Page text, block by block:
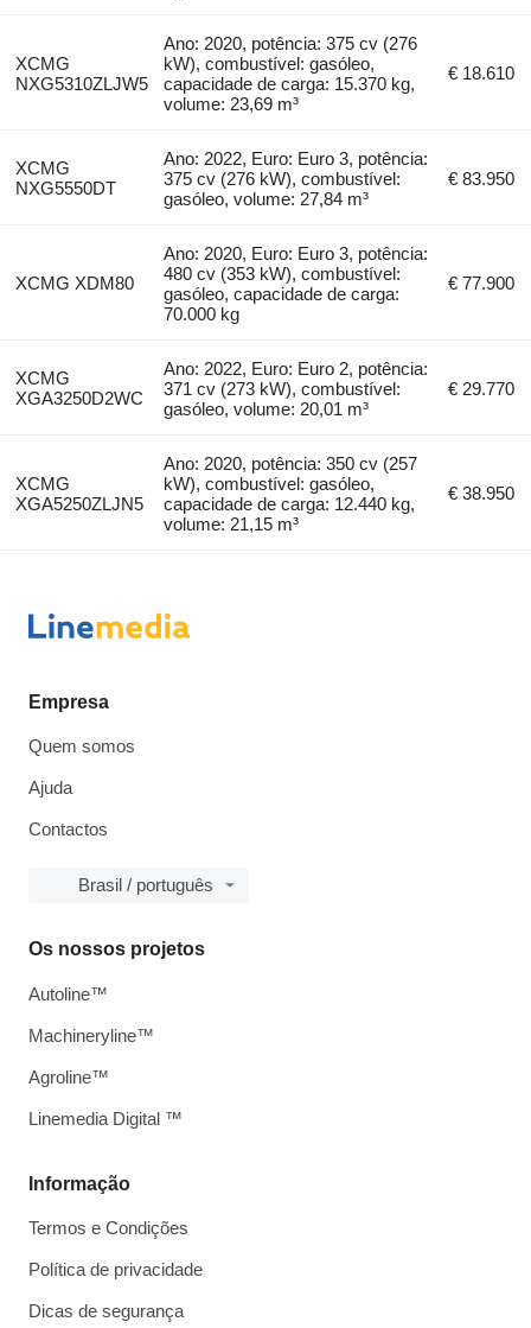
XCMG
NXG5310ZLJW5
Ano: 2020, potência: 375 cv (276
kW), combustível: gasóleo,
capacidade de carga: 15.370 kg,
volume: 23,69 m³
€ 18.610
XCMG
NXG5550DT
Ano: 2022, Euro: Euro 3, potência:
375 cv (276 kW), combustível:
gasóleo, volume: 27,84 m³
€ 83.950
XCMG XDM80
Ano: 2020, Euro: Euro 3, potência:
480 cv (353 kW), combustível:
gasóleo, capacidade de carga:
70.000 kg
€ 77.900
XCMG
XGA3250D2WC
Ano: 2022, Euro: Euro 2, potência:
371 cv (273 kW), combustível:
gasóleo, volume: 20,01 m³
€ 29.770
XCMG
XGA5250ZLJN5
Ano: 2020, potência: 350 cv (257
kW), combustível: gasóleo,
capacidade de carga: 12.440 kg,
volume: 21,15 m³
€ 38.950
Empresa
Quem somos
Ajuda
Contactos
Brasil / português
Informação
Termos e Condições
Política de privacidade
Dicas de segurança
Os nossos projetos
Autoline™
Machineryline™
Agroline™
Linemedia Digital ™